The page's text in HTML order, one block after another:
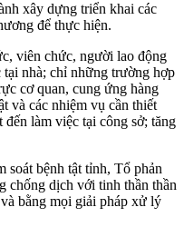
xây dựng triển khai các
để thực hiện.
viên chức, người lao động
nhà; chỉ những trường hợp
cơ quan, cung ứng hàng
và các nhiệm vụ cần thiết
làm việc tại công sở; tăng
soát bệnh tật tỉnh, Tổ phản
chống dịch với tinh thần thần
bằng mọi giải pháp xử lý